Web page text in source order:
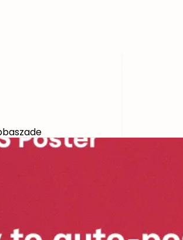
auf Xing von WordPress [Eine